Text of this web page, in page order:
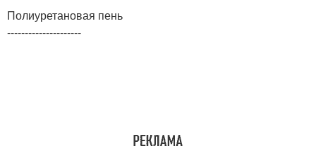
Полиуретановая пень
---------------------